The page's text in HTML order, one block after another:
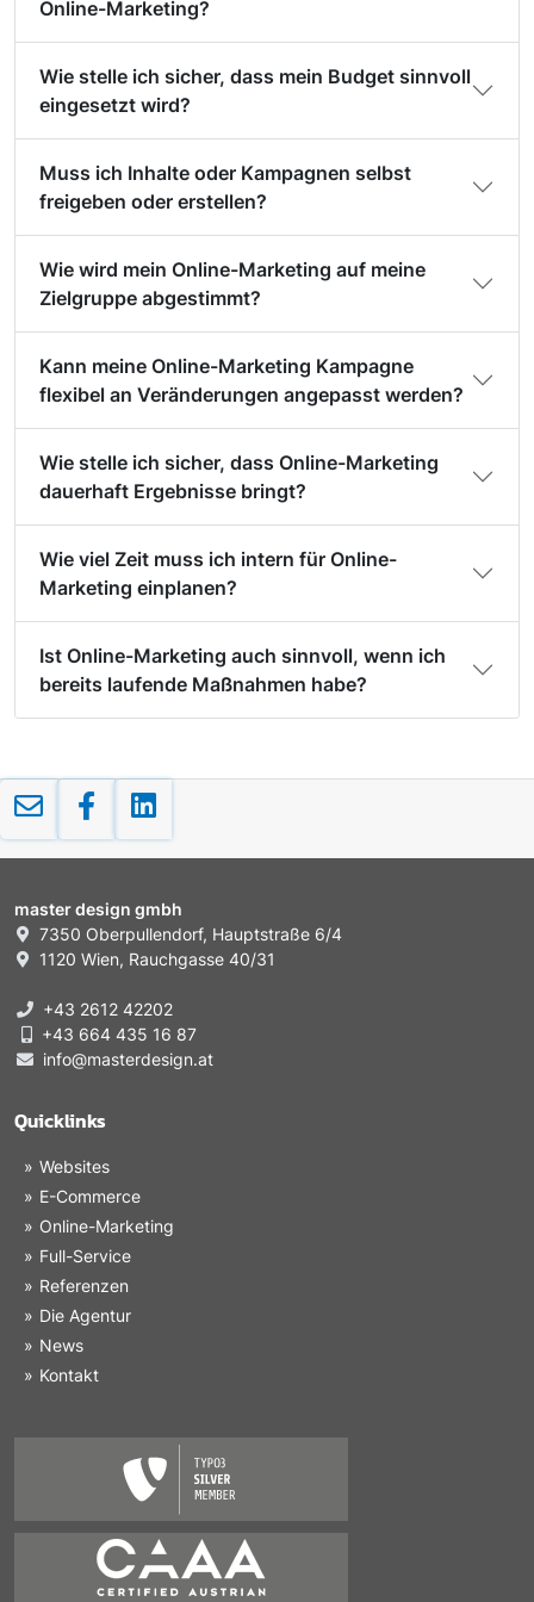
Online-Marketing?
Wie stelle ich sicher, dass mein Budget sinnvoll
eingesetzt wird?
Muss ich Inhalte oder Kampagnen selbst
freigeben oder erstellen?
Wie wird mein Online-Marketing auf meine
Zielgruppe abgestimmt?
Kann meine Online-Marketing Kampagne
flexibel an Veränderungen angepasst werden?
Wie stelle ich sicher, dass Online-Marketing
dauerhaft Ergebnisse bringt?
Wie viel Zeit muss ich intern für Online-
Marketing einplanen?
Ist Online-Marketing auch sinnvoll, wenn ich
bereits laufende Maßnahmen habe?
master design gmbh
7350 Oberpullendorf, Hauptstraße 6/4
1120 Wien, Rauchgasse 40/31
+43 2612 42202
+43 664 435 16 87
info@masterdesign.at
Quicklinks
Websites
E-Commerce
Online-Marketing
Full-Service
Referenzen
Die Agentur
News
Kontakt